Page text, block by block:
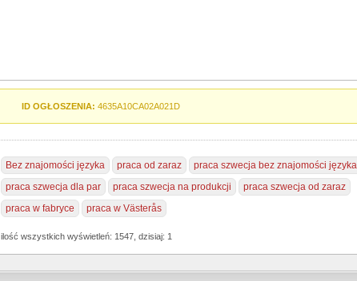
ID OGŁOSZENIA: 4635A10CA02A021D
Bez znajomości języka praca od zaraz
praca szwecja bez znajomości języka
praca szwecja dla par
praca szwecja na produkcji
praca szwecja od zaraz
praca w fabryce
praca w Västerås
ilość wszystkich wyświetleń: 1547, dzisiaj: 1